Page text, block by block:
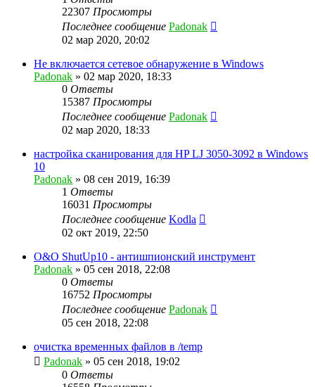
22307 Просмотры
Последнее сообщение Padonak
02 мар 2020, 20:02
Не включается сетевое обнаружение в Windows
Padonak » 02 мар 2020, 18:33
0 Ответы
15387 Просмотры
Последнее сообщение Padonak
02 мар 2020, 18:33
настройка сканирования для HP LJ 3050-3092 в Windows
10
Padonak » 08 сен 2019, 16:39
1 Ответы
16031 Просмотры
Последнее сообщение Kodla
02 окт 2019, 22:50
O&O ShutUp10 - антишпионский инструмент
Padonak » 05 сен 2018, 22:08
0 Ответы
16752 Просмотры
Последнее сообщение Padonak
05 сен 2018, 22:08
очистка временных файлов в /temp
Padonak » 05 сен 2018, 19:02
0 Ответы